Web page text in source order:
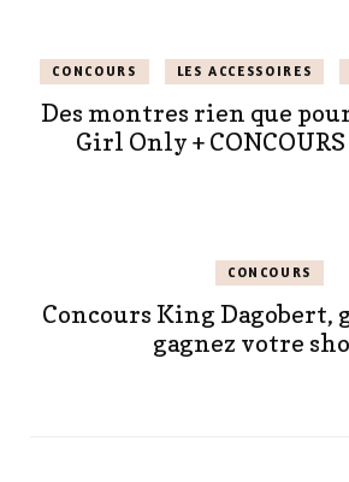
CONCOURS LES ACCESSOIRES
Des montres rien que
Girl Only +
CONCOURS
Concours King Dagobert,
gagnez votre